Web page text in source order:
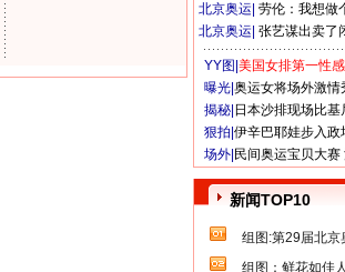
北京奥运 劳伦：我想做
北京奥运 张艺谋出卖了
YY图| 美国女排第一性
曝光| 奥运女将场外激情
揭秘| 日本沙排现场比基
狠拍| 伊辛巴耶娃步入政
场外| 民间奥运宝贝大赛
新闻TOP10
组图:第29届北京
组图：鲜花如佳